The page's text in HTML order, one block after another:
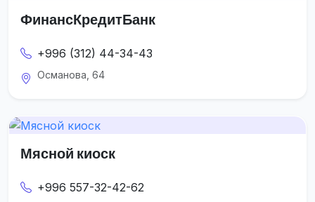
ФинансКредитБанк
+996 (312) 44-34-43
Османова, 64
Мясной киоск
+996 557-32-42-62